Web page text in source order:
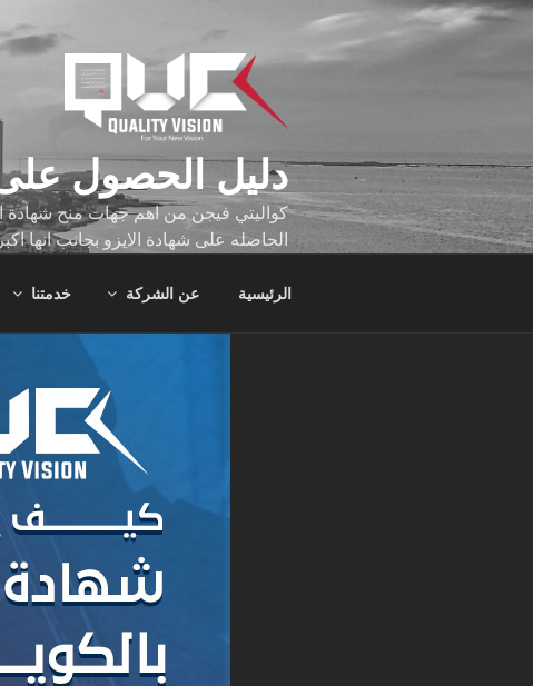
التجاوز
دليل الحصول
كواليتي فيجن من اهم جهات منح شهادة
الحاصله على شهادة الايزو بجانب انها
الرئيسية عن الشركة خدمتنا